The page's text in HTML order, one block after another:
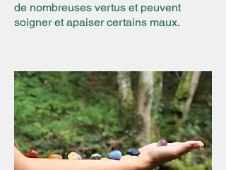
de nombreuses vertus et peuvent
soigner et apaiser certains maux.